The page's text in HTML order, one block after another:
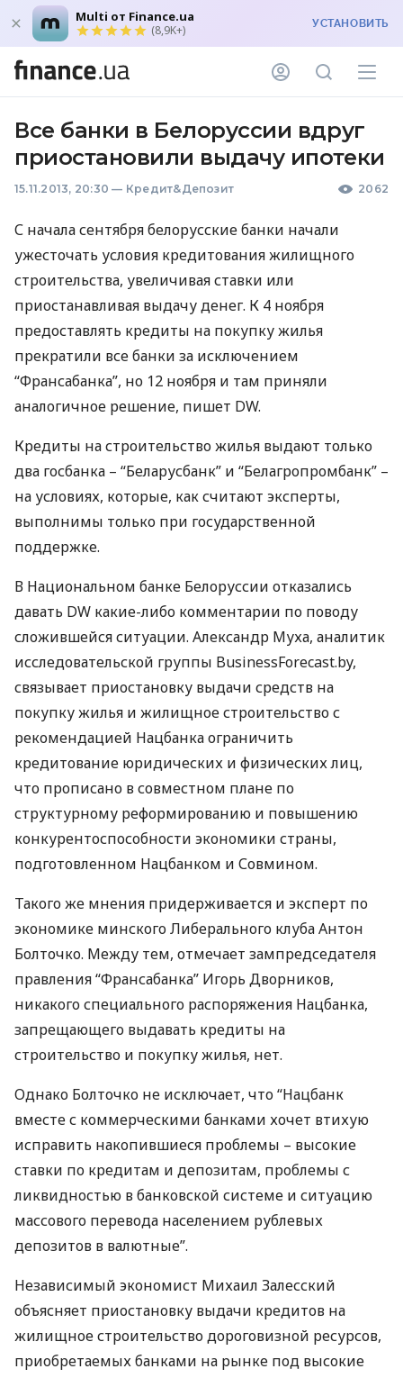
Multi от Finance.ua
(8,9K+) УСТАНОВИТЬ
Все банки в Белоруссии вдруг
приостановили выдачу ипотеки
15.11.2013, 20:30 — Кредит&Депозит 2062
С начала сентября белорусские банки начали
ужесточать условия кредитования жилищного
строительства, увеличивая ставки или
приостанавливая выдачу денег. К 4 ноября
предоставлять кредиты на покупку жилья
прекратили все банки за исключением
“Франсабанка”, но 12 ноября и там приняли
аналогичное решение, пишет DW.
Кредиты на строительство жилья выдают только
два госбанка – “Беларусбанк” и “Белагропромбанк” –
на условиях, которые, как считают эксперты,
выполнимы только при государственной
поддержке.
В Национальном банке Белоруссии отказались
давать DW какие-либо комментарии по поводу
сложившейся ситуации. Александр Муха, аналитик
исследовательской группы BusinessForecast.by,
связывает приостановку выдачи средств на
покупку жилья и жилищное строительство с
рекомендацией Нацбанка ограничить
кредитование юридических и физических лиц,
что прописано в совместном плане по
структурному реформированию и повышению
конкурентоспособности экономики страны,
подготовленном Нацбанком и Совмином.
Такого же мнения придерживается и эксперт по
экономике минского Либерального клуба Антон
Болточко. Между тем, отмечает зампредседателя
правления “Франсабанка” Игорь Дворников,
никакого специального распоряжения Нацбанка,
запрещающего выдавать кредиты на
строительство и покупку жилья, нет.
Однако Болточко не исключает, что “Нацбанк
вместе с коммерческими банками хочет втихую
исправить накопившиеся проблемы – высокие
ставки по кредитам и депозитам, проблемы с
ликвидностью в банковской системе и ситуацию
массового перевода населением рублевых
депозитов в валютные”.
Независимый экономист Михаил Залесский
объясняет приостановку выдачи кредитов на
жилищное строительство дороговизной ресурсов,
приобретаемых банками на рынке под высокие